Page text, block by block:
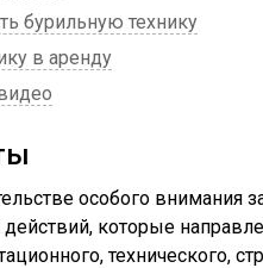
бурильную технику
в аренду
особого внимания
которые
технического,